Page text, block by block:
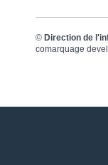
© Direction de
comarquage